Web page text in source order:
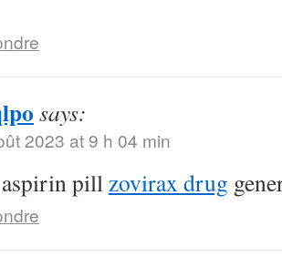
says:
2023 at 9 h 04 min
pillzovirax drug